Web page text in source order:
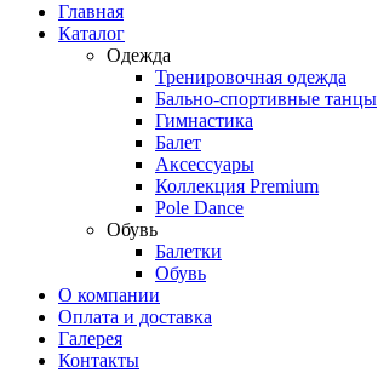
Главная
Каталог
Одежда
Тренировочная одежда
Бально-спортивные танцы
Гимнастика
Балет
Аксессуары
Коллекция Premium
Pole Dance
Обувь
Балетки
Обувь
О компании
Оплата и доставка
Галерея
Контакты